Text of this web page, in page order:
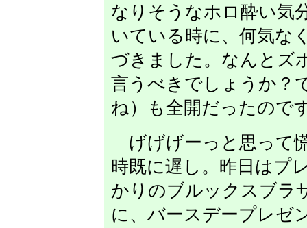
なりそうなホロ酔い気
いている時に、何気な
づきました。なんとズ
言うべきでしょうか？
ね）も全開だったので
げげげーっと思って
時既に遅し。昨日はプ
かりのブルックスブラ
に、バースデープレゼ